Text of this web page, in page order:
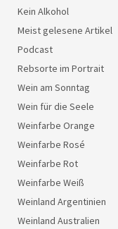
Kein Alkohol
Meist gelesene Artikel
Podcast
Rebsorte im Portrait
Wein am Sonntag
Wein für die Seele
Weinfarbe Orange
Weinfarbe Rosé
Weinfarbe Rot
Weinfarbe Weiß
Weinland Argentinien
Weinland Australien